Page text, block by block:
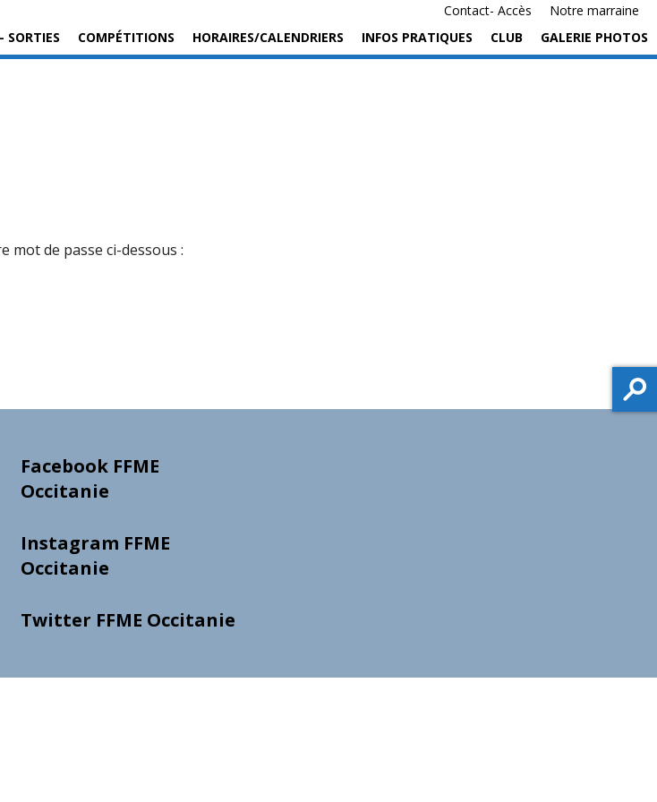
Contact- Accès
Notre marraine
SORTIES COMPÉTITIONS HORAIRES/CALENDRIERS INFOS PRATIQUES CLUB GALERIE PHOTOS
mot de passe ci-dessous :
Facebook FFME
Occitanie
Instagram FFME
Occitanie
Twitter FFME Occitanie